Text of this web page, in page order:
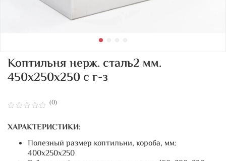
(0)
Коптильня нерж. сталь2 мм.
450х250х250 с г-з
ХАРАКТЕРИСТИКИ:
Полезный размер коптильни, короба, мм:
400х250х250